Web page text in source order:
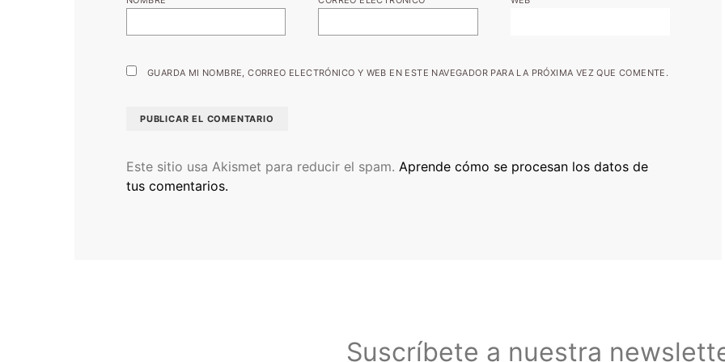
GUARDA MI NOMBRE, CORREO ELECTRÓNICO Y WEB EN ESTE NAVEGADOR PARA LA PRÓXIMA VEZ QUE COMENTE.
Este sitio usa Akismet para reducir el spam. Aprende cómo se procesan los datos de
tus comentarios.
Suscríbete a nuestra